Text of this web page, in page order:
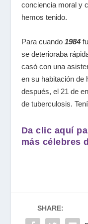
conciencia moral y
hemos tenido.
Para cuando 1984
se deterioraba
casó con una
en su habitación de
después, el 21 de
de tuberculosis.
Da clic aquí
más célebres
SHARE: